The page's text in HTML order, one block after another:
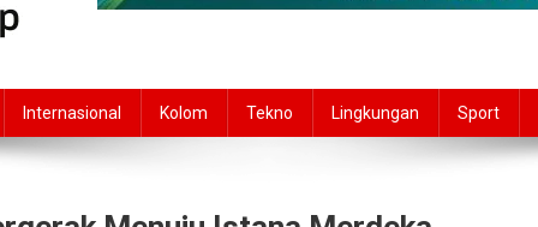
Internasional Kolom Tekno Lingkungan Sport